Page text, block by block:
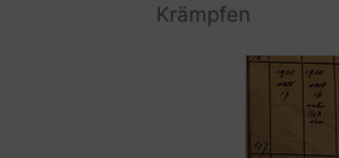
Krämpfen